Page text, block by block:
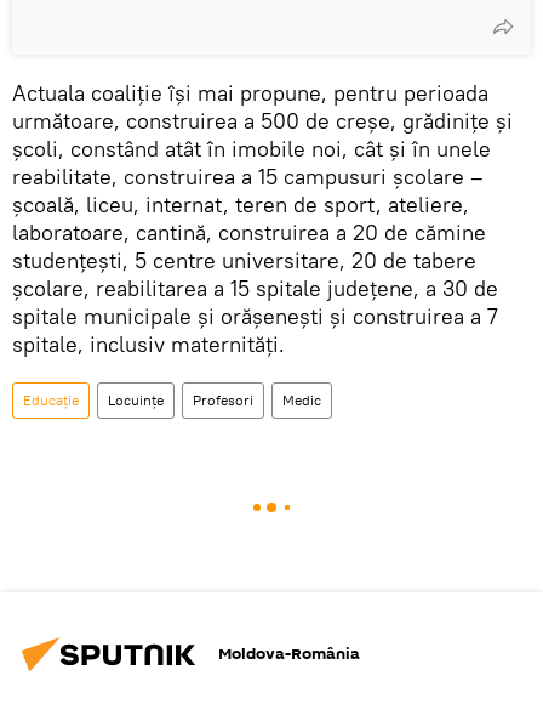
Actuala coaliție își mai propune, pentru perioada
următoare, construirea a 500 de creșe, grădinițe și
școli, constând atât în imobile noi, cât și în unele
reabilitate, construirea a 15 campusuri școlare –
școală, liceu, internat, teren de sport, ateliere,
laboratoare, cantină, construirea a 20 de cămine
studențești, 5 centre universitare, 20 de tabere
școlare, reabilitarea a 15 spitale județene, a 30 de
spitale municipale și orășenești și construirea a 7
spitale, inclusiv maternități.
Educație Locuințe Profesori Medic
Moldova-România